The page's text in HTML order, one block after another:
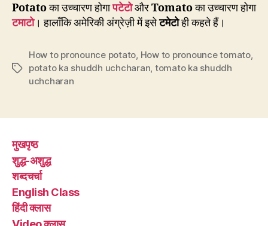
Potatoका उच्चारण होगापटेटोऔरTomatoका उच्चारण होगा
टमाटो। हालाँकि अमेरिकी अंग्रेज़ी में इसेटमेटोही कहते हैं।
Tags
How to pronounce potato How to pronounce tomato,
potato ka shuddh uchcharan tomato ka shuddh
uchcharan
मुखपृष्ठ
शुद्ध-अशुद्ध
शब्दचर्चा
English Class
हिंदी क्लास